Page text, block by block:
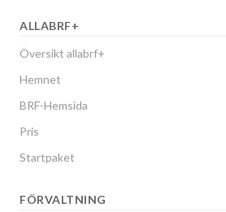
ALLABRF+
Översikt allabrf+
Hemnet
BRF-Hemsida
Pris
Startpaket
FÖRVALTNING